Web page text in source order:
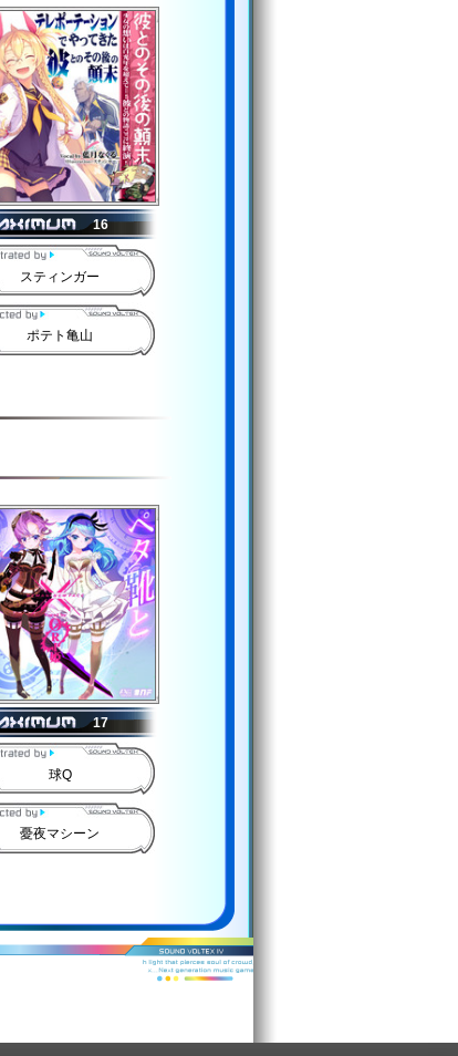
16
スティンガー
ポテト亀山
17
球Q
憂夜マシーン